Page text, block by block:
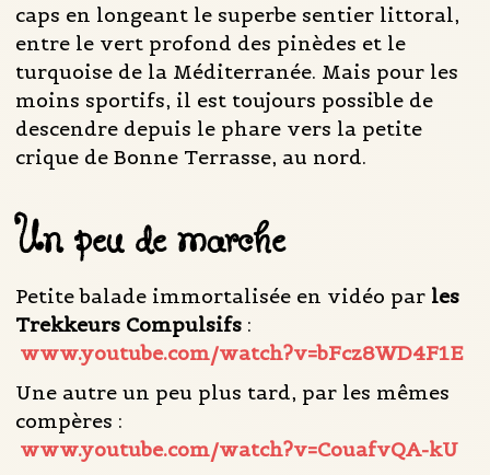
caps en longeant le superbe sentier littoral,
entre le vert profond des pinèdes et le
turquoise de la Méditerranée. Mais pour les
moins sportifs, il est toujours possible de
descendre depuis le phare vers la petite
crique de Bonne Terrasse, au nord.
Un peu de marche
Petite balade immortalisée en vidéo par les
Trekkeurs Compulsifs:
www.youtube.com/watch?v=bFcz8WD4F1E
Une autre un peu plus tard, par les mêmes
compères :
www.youtube.com/watch?v=CouafvQA-kU